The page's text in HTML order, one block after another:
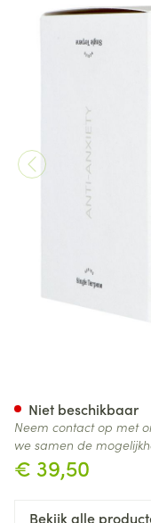
€ 39,50
Niet beschikbaar
Neem contact op met
we samen de
Bekijk alle